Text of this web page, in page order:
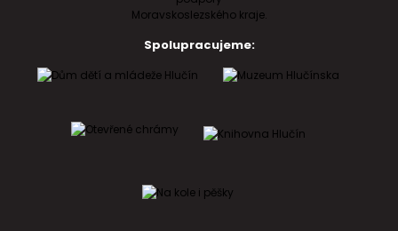
Spolupracujeme: